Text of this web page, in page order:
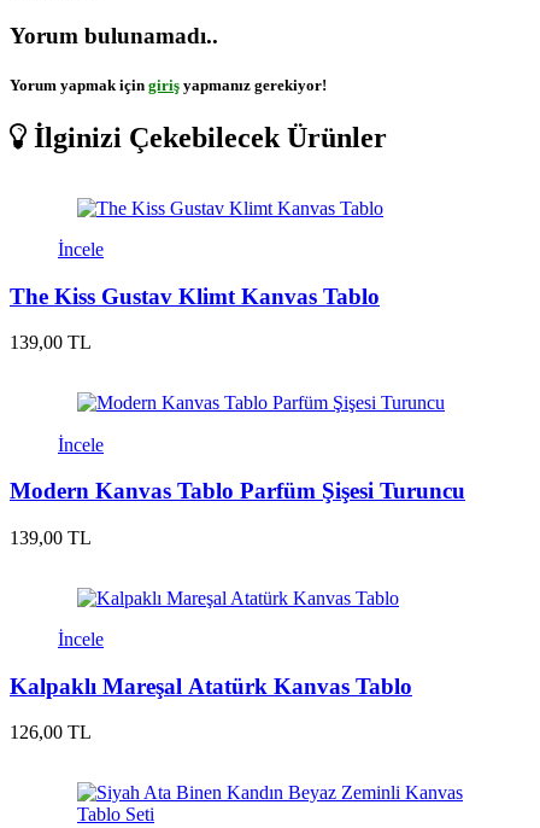
Yorum bulunamadı..
Yorum yapmak için giriş yapmanız gerekiyor!
İlginizi Çekebilecek Ürünler
İncele
The Kiss Gustav Klimt Kanvas Tablo
139,00 TL
İncele
Modern Kanvas Tablo Parfüm Şişesi Turuncu
139,00 TL
İncele
Kalpaklı Mareşal Atatürk Kanvas Tablo
126,00 TL